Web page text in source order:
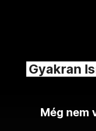
Gyakran
Még nem